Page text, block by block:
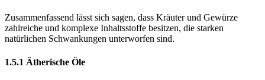
Zusammenfassend lässt sich sagen, dass Kräuter und Gewürze
zahlreiche und komplexe Inhaltsstoffe besitzen, die starken
natürlichen Schwankungen unterworfen sind.
1.5.1 Ätherische Öle